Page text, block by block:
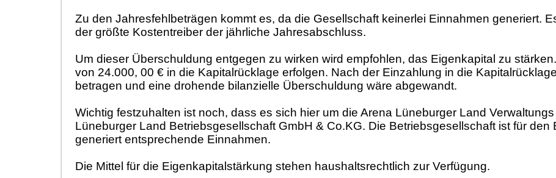
Zu den Jahresfehlbeträgen kommt es, da die Gesellschaft keinerlei Einnahmen generiert.
der größte Kostentreiber der jährliche Jahresabschluss.
Um dieser Überschuldung entgegen zu wirken wird empfohlen, das Eigenkapital zu
von 24.000, 00 € in die Kapitalrücklage erfolgen. Nach der Einzahlung in die
betragen und eine drohende bilanzielle Überschuldung wäre abgewandt.
Wichtig festzuhalten ist noch, dass es sich hier um die Arena Lüneburger Land
Lüneburger Land Betriebsgesellschaft GmbH & Co.KG. Die Betriebsgesellschaft ist für den
generiert entsprechende Einnahmen.
Die Mittel für die Eigenkapitalstärkung stehen haushaltsrechtlich zur Verfügung.